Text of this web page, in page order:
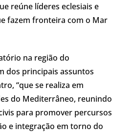
reúne líderes eclesiais e
fazem fronteira com o Mar
na região do
dos principais assuntos
“que se realiza em
do Mediterrâneo, reunindo
para promover percursos
e integração em torno do